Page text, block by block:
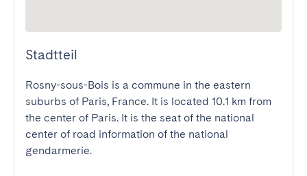
Stadtteil
Rosny-sous-Bois is a commune in the eastern
suburbs of Paris, France. It is located 10.1 km from
the center of Paris. It is the seat of the national
center of road information of the national
gendarmerie.